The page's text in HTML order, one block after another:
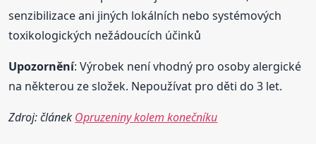
senzibilizace ani jiných lokálních nebo systémových
toxikologických nežádoucích účinků
Upozornění: Výrobek není vhodný pro osoby alergické
na některou ze složek. Nepoužívat pro děti do 3 let.
Zdroj: článek Opruzeniny kolem konečníku